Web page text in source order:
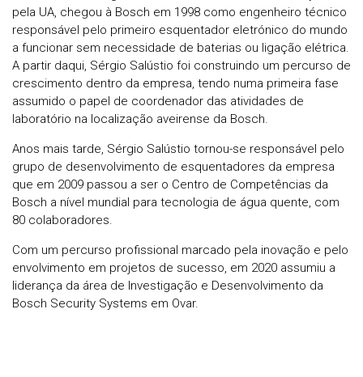
pela UA, chegou à Bosch em 1998 como engenheiro técnico
responsável pelo primeiro esquentador eletrónico do mundo
a funcionar sem necessidade de baterias ou ligação elétrica.
A partir daqui, Sérgio Salústio foi construindo um percurso de
crescimento dentro da empresa, tendo numa primeira fase
assumido o papel de coordenador das atividades de
laboratório na localização aveirense da Bosch.
Anos mais tarde, Sérgio Salústio tornou-se responsável pelo
grupo de desenvolvimento de esquentadores da empresa
que em 2009 passou a ser o Centro de Competências da
Bosch a nível mundial para tecnologia de água quente, com
80 colaboradores.
Com um percurso profissional marcado pela inovação e pelo
envolvimento em projetos de sucesso, em 2020 assumiu a
liderança da área de Investigação e Desenvolvimento da
Bosch Security Systems em Ovar.